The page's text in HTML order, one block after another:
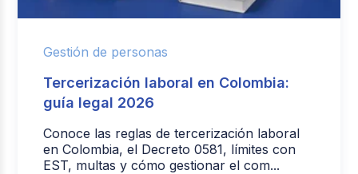
Gestión de personas
Tercerización laboral en Colombia:
guía legal 2026
Conoce las reglas de tercerización laboral
en Colombia, el Decreto 0581, límites con
EST, multas y cómo gestionar el com...